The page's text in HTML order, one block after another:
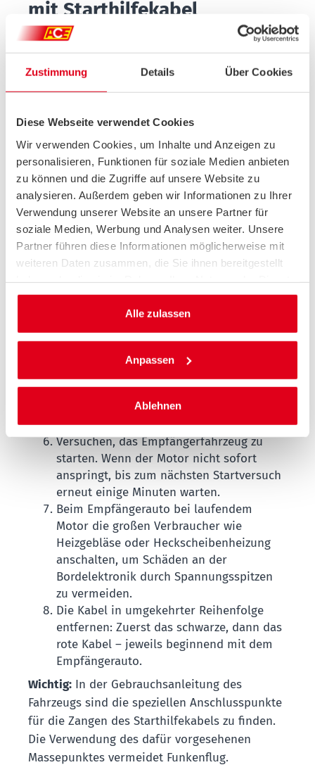
Zustimmung Details Über Cookies
Diese Webseite verwendet Cookies
Wir verwenden Cookies, um Inhalte und Anzeigen zu
personalisieren, Funktionen für soziale Medien anbieten
zu können und die Zugriffe auf unsere Website zu
analysieren. Außerdem geben wir Informationen zu Ihrer
Verwendung unserer Website an unsere Partner für
soziale Medien, Werbung und Analysen weiter. Unsere
Partner führen diese Informationen möglicherweise mit
weiteren Daten zusammen, die Sie ihnen bereitgestellt
gesammelt haben.
Alle zulassen
Anpassen
Ablehnen
mit Starthilfekabel
Beide Fahrzeuge müssen ausgeschaltet
und nahe genug positioniert werden,
sodass die Kabel miteinander verbunden
werden können.
Polen beider Batterien verbinden:
zunächst an das entladene Fahrzeug, dann
an das Spenderfahrzeug. Dabei ist darauf
zu achten, dass die roten Klemmen keinen
Kontakt zu anderen Fahrzeugteilen haben.
Das schwarze Minus-Kabel an
den Minuspol (-) der Batterie
beziehungsweise einen speziell dafür
vorgesehenen Massepunkt des
Kabels an ein unlackiertes Metallteil des
direkt an der Batterie – idealerweise an
dem vorgesehenen Massepunkt.
für etwa fünf bis zehn Minuten laufen,
bevor versucht wird, das
Empfängerfahrzeug zu starten.
Versuchen, das Empfängerfahrzeug zu
starten. Wenn der Motor nicht sofort
anspringt, bis zum nächsten Startversuch
erneut einige Minuten warten.
Beim Empfängerauto bei laufendem
Motor die großen Verbraucher wie
Heizgebläse oder Heckscheibenheizung
anschalten, um Schäden an der
Bordelektronik durch Spannungsspitzen
zu vermeiden.
Die Kabel in umgekehrter Reihenfolge
entfernen: Zuerst das schwarze, dann das
rote Kabel – jeweils beginnend mit dem
Empfängerauto.
Wichtig: In der Gebrauchsanleitung des
Fahrzeugs sind die speziellen Anschlusspunkte
für die Zangen des Starthilfekabels zu finden.
Die Verwendung des dafür vorgesehenen
Massepunktes vermeidet Funkenflug.